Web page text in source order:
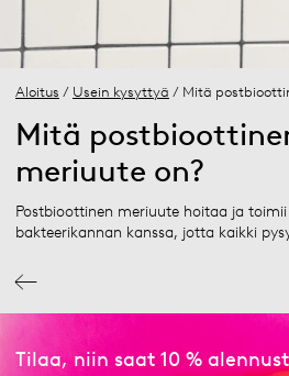
Aloitus / Usein kysyttyä / Mitä
Mitä
meriuute on?
Postbioottinen meriuute hoitaa ja toimii
bakteerikannan kanssa, jotta kaikki
Tilaa, niin saat 10 %